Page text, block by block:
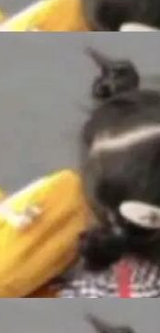
器 AP
搜——
操
10.1
，包
息队
销平
业开
域的
期经
联运与
市场
售负
诉求
持续
系
ELITE
主板
在X3
带来
ELI
够
天的